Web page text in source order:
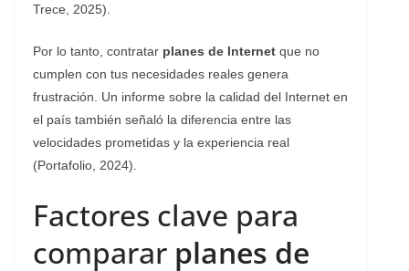
Trece, 2025).
Por lo tanto, contratar planes de Internet que no
cumplen con tus necesidades reales genera
frustración. Un informe sobre la calidad del Internet en
el país también señaló la diferencia entre las
velocidades prometidas y la experiencia real
(Portafolio, 2024).
Factores clave para
comparar planes de